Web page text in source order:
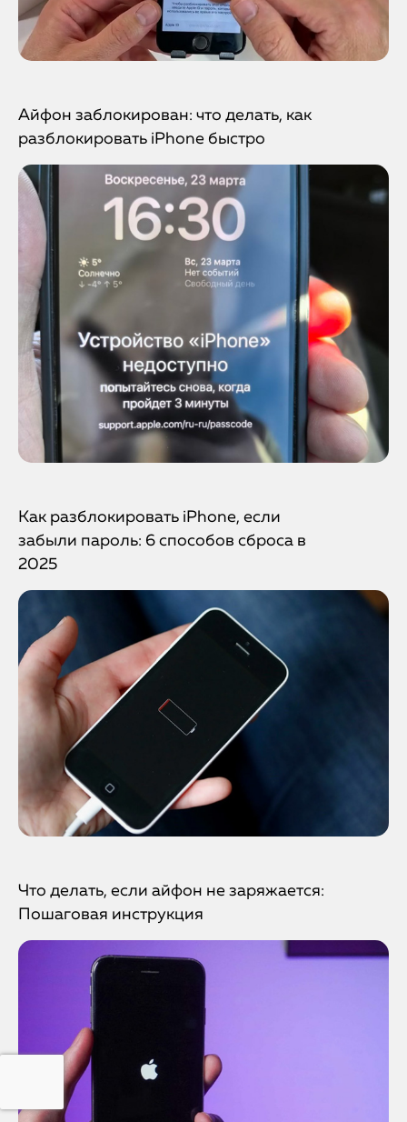
Айфон заблокирован: что делать, как
разблокировать iPhone быстро
Как разблокировать iPhone, если
забыли пароль: 6 способов сброса в
2025
Что делать, если айфон не заряжается:
Пошаговая инструкция